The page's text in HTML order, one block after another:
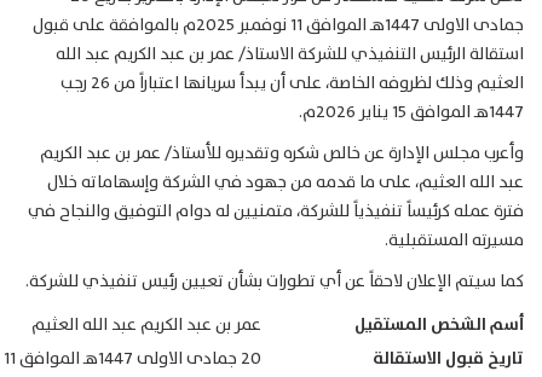
جمادى الاولى 1447هـ الموافق 11 نوفمبر 2025م بالموافقة على قبول
استقالة الرئيس التنفيذي للشركة الاستاذ/ عمر بن عبد الكريم عبد الله
العثيم وذلك لظروفه الخاصة، على أن يبدأ سريانها اعتباراً من 26 رجب
1447هـ الموافق 15 يناير 2026م.
وأعرب مجلس الإدارة عن خالص شكره وتقديره للأستاذ/ عمر بن عبد الكريم
عبد الله العثيم، على ما قدمه من جهود في الشركة وإسهاماته خلال
فترة عمله كرئيساً تنفيذياً للشركة، متمنيين له دوام التوفيق والنجاح في
مسيرته المستقبلية.
كما سيتم الإعلان لاحقاً عن أي تطورات بشأن تعيين رئيس تنفيذي للشركة.
أسم الشخص المستقيل
عمر بن عبد الكريم عبد الله العثيم
تاريخ قبول الاستقالة
20 جمادى الاولى 1447هـ الموافق 11 نوفمبر 2025م